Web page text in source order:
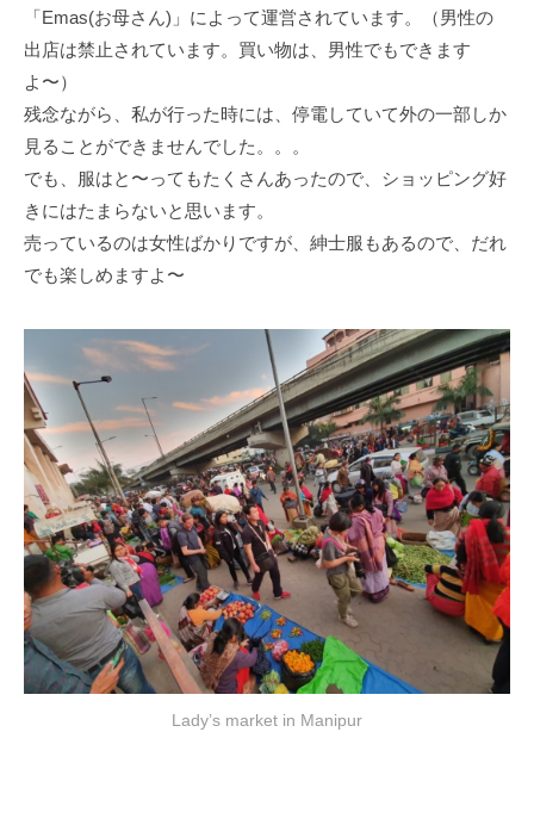
「Emas(お母さん)」によって運営されています。（男性の
出店は禁止されています。買い物は、男性でもできます
よ〜）
残念ながら、私が行った時には、停電していて外の一部しか
見ることができませんでした。。。
でも、服はと〜ってもたくさんあったので、ショッピング好
きにはたまらないと思います。
売っているのは女性ばかりですが、紳士服もあるので、だれ
でも楽しめますよ〜
Lady’s market in Manipur